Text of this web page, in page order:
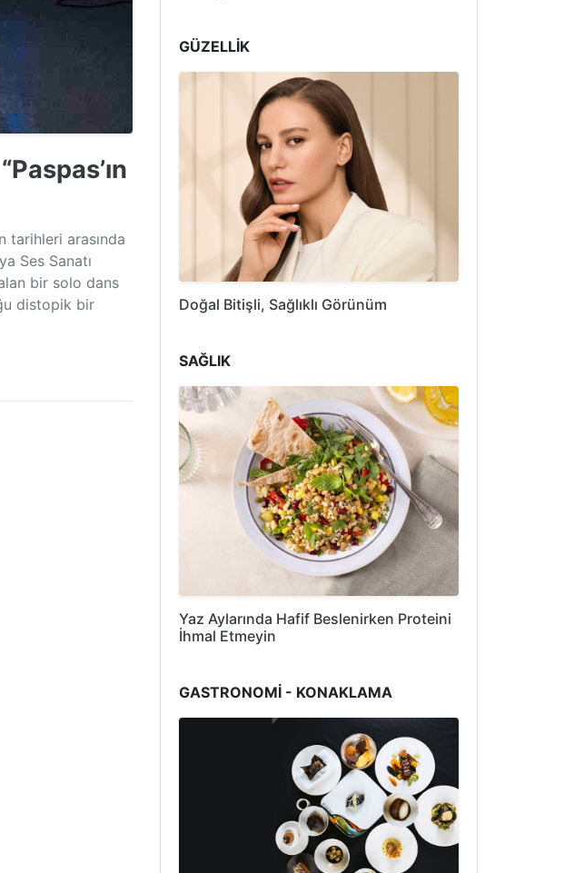
tarihleri arasında
Ses Sanatı
bir solo dans
distopik bir
GÜZELLİK
Doğal Bitişli, Sağlıklı Görünüm
SAĞLIK
Yaz Aylarında Hafif Beslenirken Proteini
İhmal Etmeyin
GASTRONOMİ - KONAKLAMA